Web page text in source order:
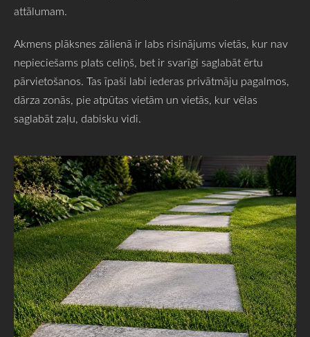
attālumam.
Akmens plāksnes zālienā ir labs risinājums vietās, kur nav
nepieciešams plats celiņš, bet ir svarīgi saglabāt ērtu
pārvietošanos. Tas īpaši labi iederas privātmāju pagalmos,
dārza zonās, pie atpūtas vietām un vietās, kur vēlas
saglabāt zaļu, dabisku vidi.